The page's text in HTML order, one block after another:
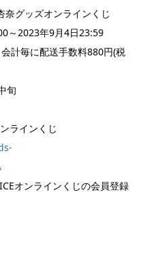
奈グッズオンラインくじ
～2023年9月4日23:59
計毎に配送手数料880円(税
旬
ラインくじ
オンラインくじの会員登録